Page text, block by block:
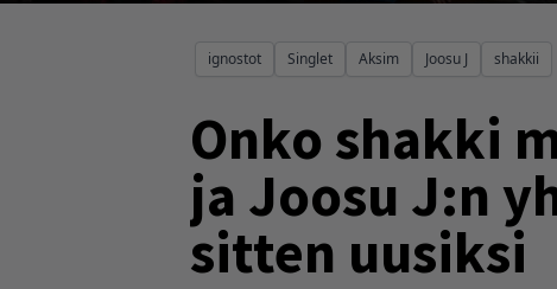
ignostot Singlet Aksim Joosu J shakkii
Onko shakki
ja Joosu J:n
sitten uusiksi